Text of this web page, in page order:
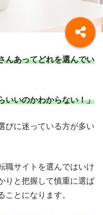
んあってどれを選んでい
いいのかわからない！」
びに迷っている方が多い
職サイトを選んではいけ
りと把握して慎重に選ば
ことになります。